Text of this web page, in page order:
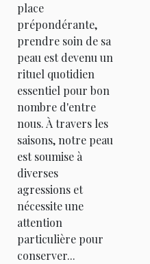
place
prépondérante,
prendre soin de sa
peau est devenu un
rituel quotidien
essentiel pour bon
nombre d'entre
nous. À travers les
saisons, notre peau
est soumise à
diverses
agressions et
nécessite une
attention
particulière pour
conserver...